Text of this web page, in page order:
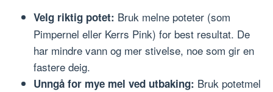
Velg riktig potet: Bruk melne poteter (som
Pimpernel eller Kerrs Pink) for best resultat. De
har mindre vann og mer stivelse, noe som gir en
fastere deig.
Unngå for mye mel ved utbaking: Bruk potetmel